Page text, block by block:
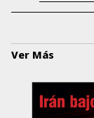
Ver Más